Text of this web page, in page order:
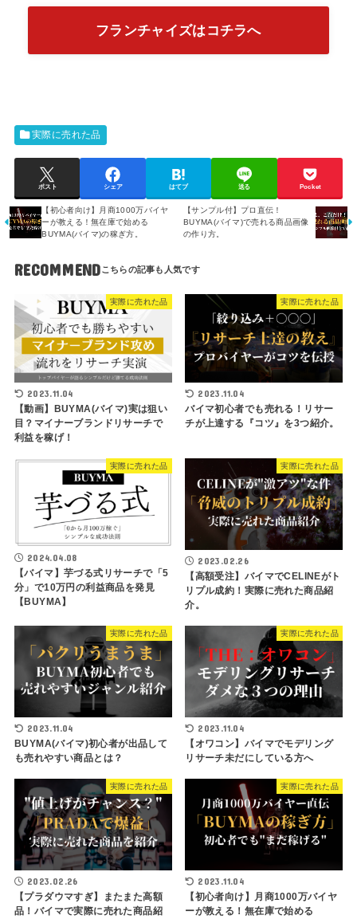
フランチャイズはコチラへ
実際に売れた品
ポスト シェア はてブ 送る Pocket
【初心者向け】月商1000万バイヤ
ーが教える！無在庫で始める
BUYMA(バイマ)の稼ぎ方。
【サンプル付】プロ直伝！
BUYMA(バイマ)で売れる商品画像
の作り方。
RECOMMEND
実際に売れた品
2023.11.04
【動画】BUYMA(バイマ)実は狙い
目？マイナーブランドリサーチで
利益を稼げ！
実際に売れた品
2023.11.04
バイマ初心者でも売れる！リサー
チが上達する『コツ』を3つ紹介。
実際に売れた品
2024.04.08
【バイマ】芋づる式リサーチで「5
分」で10万円の利益商品を発見
【BUYMA】
実際に売れた品
2023.02.26
【高額受注】バイマでCELINEがト
リプル成約！実際に売れた商品紹
介。
実際に売れた品
2023.11.04
BUYMA(バイマ)初心者が出品して
も売れやすい商品とは？
実際に売れた品
2023.11.04
【オワコン】バイマでモデリング
リサーチ未だにしている方へ
実際に売れた品
2023.02.26
【プラダウマすぎ】またまた高額
品！バイマで実際に売れた商品紹
実際に売れた品
2023.11.04
【初心者向け】月商1000万バイヤ
ーが教える！無在庫で始める